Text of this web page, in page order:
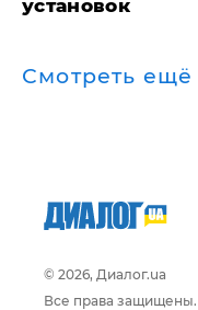
установок
Смотреть ещё
© 2026, Диалог.ua
Все права защищены.